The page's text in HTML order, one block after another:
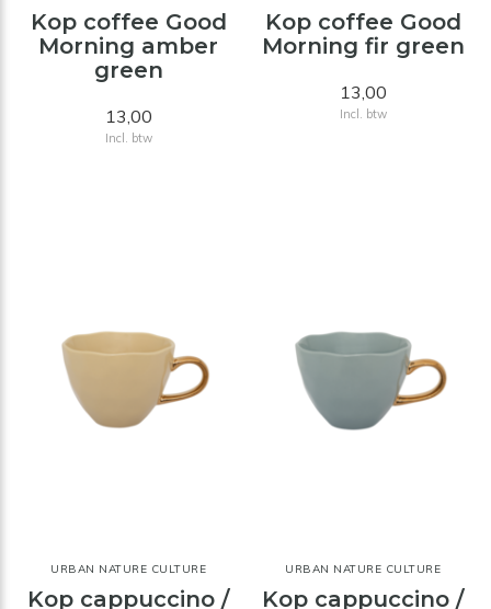
Kop coffee Good
Morning amber
green
13,00
Incl. btw
Kop coffee Good
Morning fir green
13,00
Incl. btw
URBAN NATURE CULTURE
Kop cappuccino /
URBAN NATURE CULTURE
Kop cappuccino /